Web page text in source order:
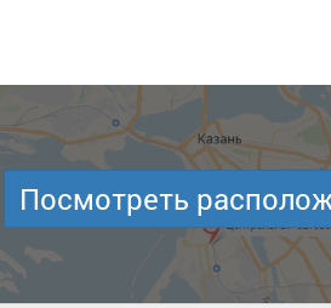
Посмотреть